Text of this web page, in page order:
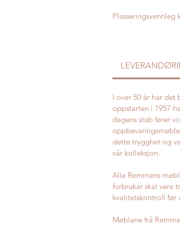
Plasseringsvennleg
I over 50 år har det
oppstarten i 1957
dagens stab fører
dette trygghet og
vår kolleksjon.
Alle Remmens
forbrukar skal vere
kvalitetskontroll før
Møblane frå